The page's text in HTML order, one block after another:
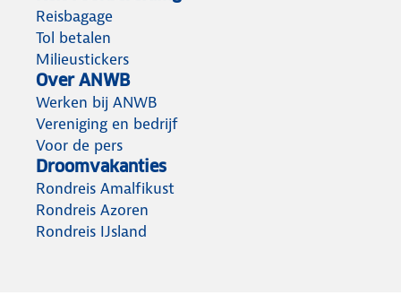
Reisbagage
Tol betalen
Milieustickers
Over ANWB
Werken bij ANWB
Vereniging en bedrijf
Voor de pers
Droomvakanties
Rondreis Amalfikust
Rondreis Azoren
Rondreis IJsland